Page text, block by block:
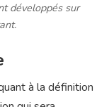
développés sur
à la définition